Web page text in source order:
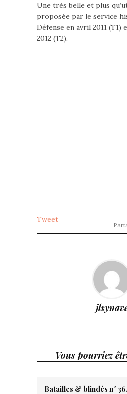
Une très belle et plus
proposée par le service
Défense en avril 2011 (T1)
2012 (T2).
Tweet
Vous pourriez
Batailles & blindés n°